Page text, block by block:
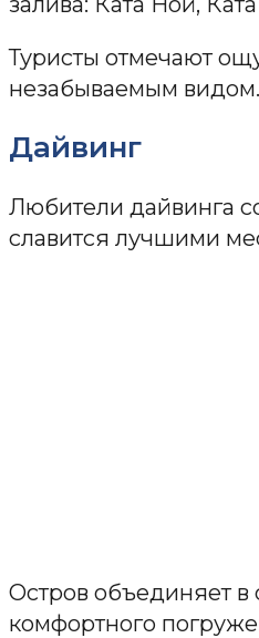
Туристы отмечают
незабываемым видом.
Дайвинг
Любители дайвинга
славится лучшими
Остров объединяет в
комфортного